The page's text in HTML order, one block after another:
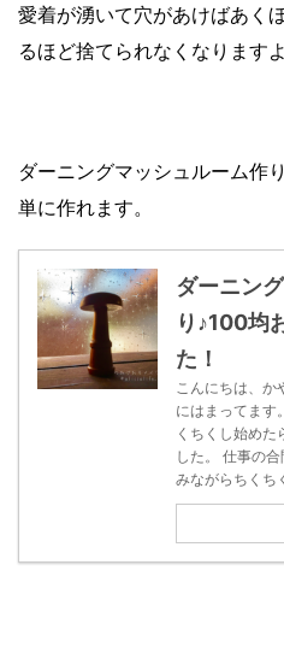
愛着が湧いて穴があけばあくほ
るほど捨てられなくなります
ダーニングマッシュルーム作
単に作れます。
ダーニン
り♪100均
た！
こんにちは、か
にはまってます
くちくし始めた
した。 仕事の
みながらちくち